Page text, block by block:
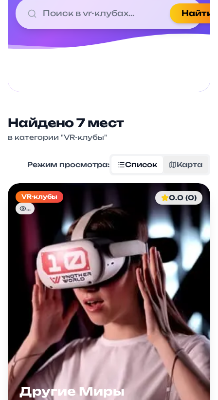
Найти
Найдено7 мест
в категории "VR-клубы"
Режим просмотра: Список Карта
VR-клубы
...
0.0 (0)
Другие Миры